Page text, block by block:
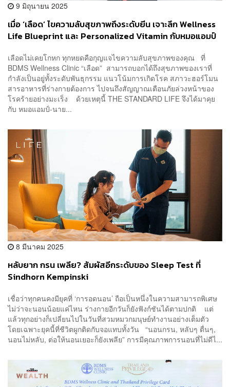
9 มิถุนายน 2025
เมื่อ ‘เลือด’ ไขความลับสุขภาพถึงระดับยีน เจาะลึก Wellness
Life Blueprint และ Personalized Vitamin กับหมอแอมป์
เลือดไม่เคยโกหก ทุกหยดคือกุญแจไขความลับสุขภาพของคุณ ที่
BDMS Wellness Clinic “เลือด” สามารถบอกได้ถึงสุขภาพของเราที่
กำลังเป็นอยู่ทั้งระดับพันธุกรรม แนวโน้มการเกิดโรค สภาวะฮอร์โมน
สารอาหารที่ร่างกายต้องการ ไปจนถึงสัญญาณเตือนภัยล่วงหน้าของ
โรคร้ายอย่างมะเร็ง ด้วยเหตุนี้ THE STANDARD LIFE จึงได้มาคุย
กับ หมอแอมป์-นาย...
8 มีนาคม 2025
หลับยาก กรน เพลีย? สัมผัสอีกระดับของ Sleep Test ที่
Sindhorn Kempinski
เชื่อว่าทุกคนคงมียุคที่ ‘การอดนอน’ ถือเป็นหนึ่งในความสามารถพิเศษ
ไม่ว่าจะนอนน้อยแค่ไหน ร่างกายอีกวันก็ยังฟังก์ชันได้ตามปกติ แต่
แล้วทุกอย่างก็เปลี่ยนไปในวันที่สวมหมวกมนุษย์ทำงานอย่างเต็มตัว
โดยเฉพาะยุคนี้ที่ชีวิตผูกติดกับจอแทบทั้งวัน “นอนกรน, หลับๆ ตื่นๆ,
นอนไม่หลับ, ต่อให้นอนเยอะก็ยังเพลีย” การมีคุณภาพการนอนที่ไม่ดีไ...